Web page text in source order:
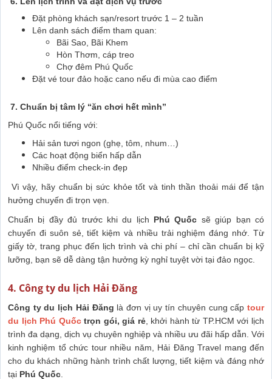
Đặt phòng khách sạn/resort trước 1 – 2 tuần
Lên danh sách điểm tham quan:
Bãi Sao, Bãi Khem
Hòn Thơm, cáp treo
Chợ đêm Phú Quốc
Đặt vé tour đảo hoặc cano nếu đi mùa cao điểm
7. Chuẩn bị tâm lý “ăn chơi hết mình”
Phú Quốc nổi tiếng với:
Hải sản tươi ngon (ghẹ, tôm, nhum…)
Các hoạt động biển hấp dẫn
Nhiều điểm check-in đẹp
Vì vậy, hãy chuẩn bị sức khỏe tốt và tinh thần thoải mái để tận
hưởng chuyến đi trọn vẹn.
Chuẩn bị đầy đủ trước khi du lịch Phú Quốc sẽ giúp bạn có
chuyến đi suôn sẻ, tiết kiệm và nhiều trải nghiệm đáng nhớ. Từ
giấy tờ, trang phục đến lịch trình và chi phí – chỉ cần chuẩn bị kỹ
lưỡng, bạn sẽ dễ dàng tận hưởng kỳ nghỉ tuyệt vời tại đảo ngọc.
4. Công ty du lịch Hải Đăng
Công ty du lịch Hải Đăng là đơn vị uy tín chuyên cung cấp tour
du lịch Phú Quốctrọn gói, giá rẻ, khởi hành từ TP.HCM với lịch
trình đa dạng, dịch vụ chuyên nghiệp và nhiều ưu đãi hấp dẫn. Với
kinh nghiệm tổ chức tour nhiều năm, Hải Đăng Travel mang đến
cho du khách những hành trình chất lượng, tiết kiệm và đáng nhớ
tại Phú Quốc.